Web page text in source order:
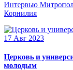
Интервью
Корнилия
17 Авг 2023
Церковь и
молодым